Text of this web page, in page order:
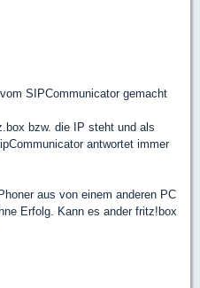
SIPCommunicator gemacht
bzw. die IP steht und als
antwortet immer
aus von einem anderen PC
Erfolg. Kann es ander fritz!box